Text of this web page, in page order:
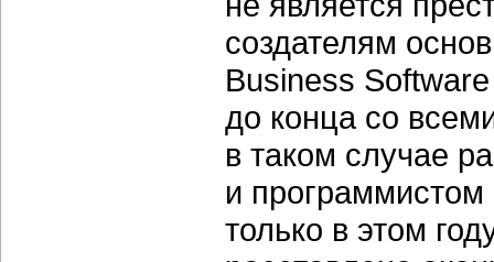
создателям
Business
до конца со
в таком случае
и
только в этом